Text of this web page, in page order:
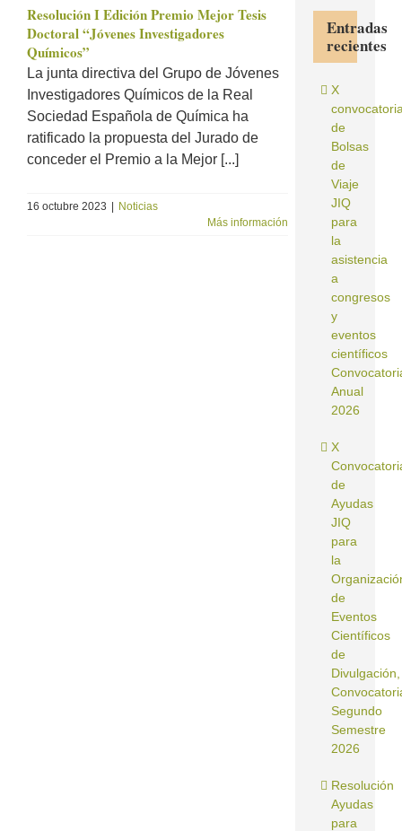
Resolución I Edición Premio Mejor Tesis
Doctoral “Jóvenes Investigadores
Químicos”
La junta directiva del Grupo de Jóvenes
Investigadores Químicos de la Real
Sociedad Española de Química ha
ratificado la propuesta del Jurado de
conceder el Premio a la Mejor [...]
16 octubre 2023
Noticias
Más información
Entradas
recientes
X
de
Bolsas
de
Viaje
JIQ
para
la
asistencia
a
congresos
y
eventos
científicos
Anual
2026
X
de
Ayudas
JIQ
para
la
de
Eventos
Científicos
de
Divulgación,
Segundo
Semestre
2026
Resolución
Ayudas
para